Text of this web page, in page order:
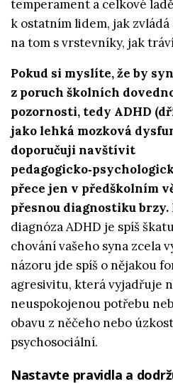
temperament a celkové
k ostatním lidem, jak
na tom s vrstevníky, jak
Pokud si myslíte, že by
z poruch školních
pozornosti, tedy ADHD
jako lehká mozková
doporučuji navštívit
přece jen v předškolním
přesnou diagnostiku brzy.
diagnóza ADHD je spíš
chování vašeho syna zcela
názoru jde spíš o nějakou
agresivitu, která vyjadřuje
neuspokojenou potřebu
obavu z něčeho nebo
psychosociální.
Nastavte pravidla a